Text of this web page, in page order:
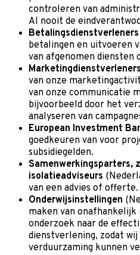
controleren van
AI nooit de
Betalingsdienstverleners
betalingen en uitvoeren
van afgenomen diensten
Marketingdienstverleners
van onze
van onze communicatie
bijvoorbeeld door het
analyseren van
European Investment
goedkeuren van voor
subsidiegelden.
Samenwerkingsparters,
isolatieadviseurs
van een advies of offerte.
Onderwijsinstellingen
maken van
onderzoek naar de
dienstverlening, zodat
verduurzaming kunnen